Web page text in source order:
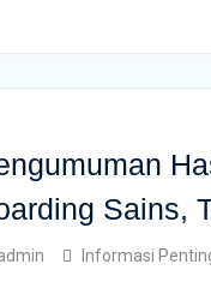
Sains,
Informasi